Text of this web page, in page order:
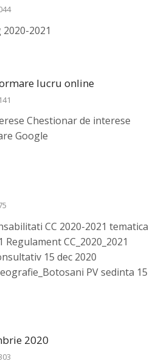
2020-2021
lucru online
Chestionar de interese
Google
CC 2020-2021 tematica
CC_2020_2021
15 dec 2020
PV sedinta 15
2020